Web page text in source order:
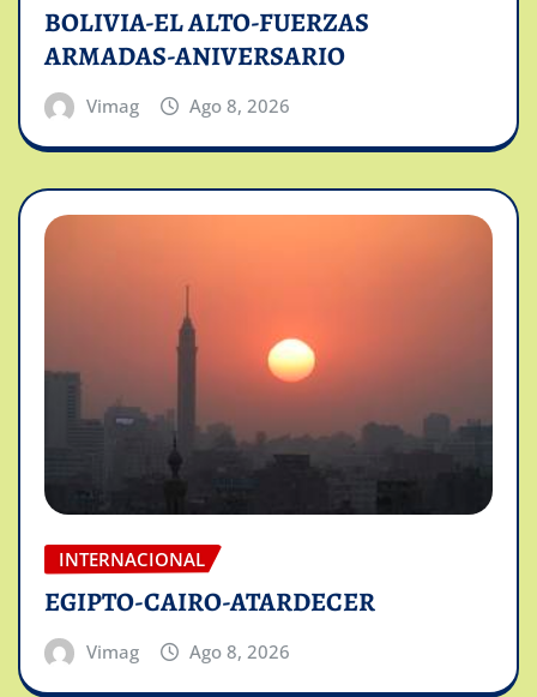
BOLIVIA-EL ALTO-FUERZAS
ARMADAS-ANIVERSARIO
Vimag Ago 8, 2026
INTERNACIONAL
EGIPTO-CAIRO-ATARDECER
Vimag Ago 8, 2026